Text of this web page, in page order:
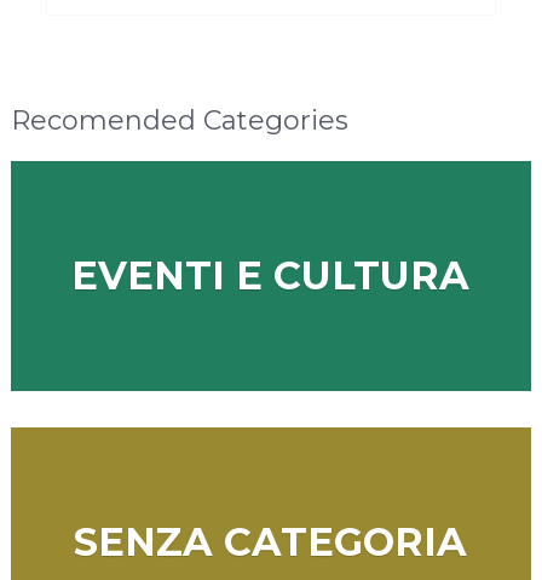
Recomended Categories
EVENTI E CULTURA
SENZA CATEGORIA